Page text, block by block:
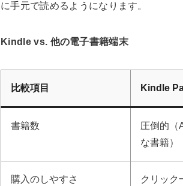
に手元で読めるようになります。
Kindle vs. 他の電子書籍端末
比較項目 Kindle
書籍数
圧倒的（
な書籍）
購入のしやすさ クリック